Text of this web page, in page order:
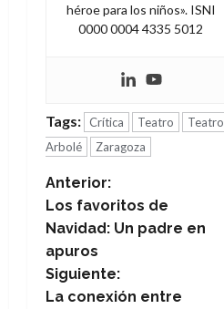
héroe para los niños». ISNI
0000 0004 4335 5012
Tags: Crítica Teatro
Teatro
Arbolé
Zaragoza
N
a
v
Anterior:
Los favoritos de
Navidad: Un padre en
apuros
Siguiente:
La conexión entre